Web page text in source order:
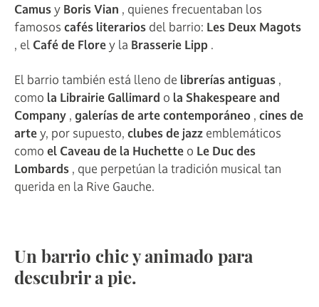
Camusy Boris Vian , quienes frecuentaban los
famosos cafés literarios del barrio: Les Deux Magots
, el Café de Florey la Brasserie Lipp .
El barrio también está lleno de librerías antiguas ,
como la Librairie Gallimard o la Shakespeare and
Company , galerías de arte contemporáneo , cines de
artey, por supuesto, clubes de jazz emblemáticos
como el Caveau de la Huchette o Le Duc des
Lombards , que perpetúan la tradición musical tan
querida en la Rive Gauche.
Un barrio chic y animado para
descubrir a pie.